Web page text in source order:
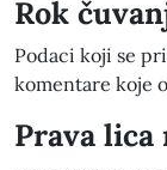
Rok
Podaci koji se
komentare koje
Prava lica